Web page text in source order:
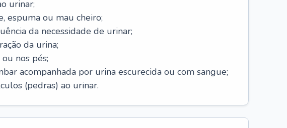
urinar;
espuma ou mau cheiro;
da necessidade de urinar;
da urina;
ou nos pés;
acompanhada por urina escurecida ou com sangue;
(pedras) ao urinar.